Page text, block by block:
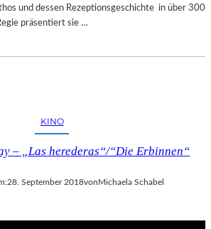
und dessen Rezeptionsgeschichte in über 300
präsentiert sie …
KINO
– „Las herederas“/“Die Erbinnen“
28. September 2018von Michaela Schabel